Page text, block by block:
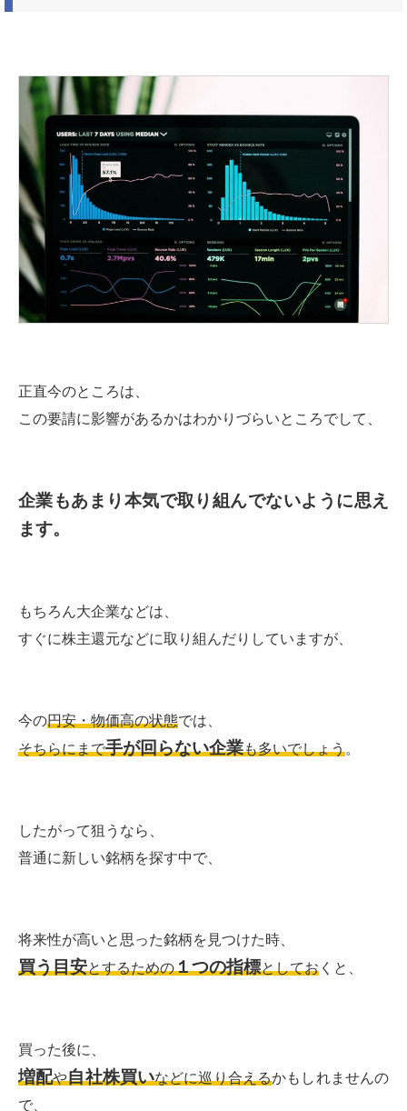
正直今のところは、
この要請に影響があるかはわかりづらいところでして、
企業もあまり本気で取り組んでないように思え
ます。
もちろん大企業などは、
すぐに株主還元などに取り組んだりしていますが、
今の円安・物価高の状態では、
そちらにまで手が回らない企業も多いでしょう。
したがって狙うなら、
普通に新しい銘柄を探す中で、
将来性が高いと思った銘柄を見つけた時、
買う目安とするための１つの指標としてお くと、
買った後に、
増配や自社株買いなどに巡り合えるかもしれませんの
で、